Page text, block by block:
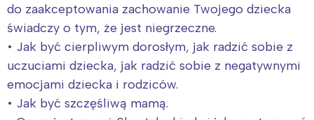
do zaakceptowania zachowanie Twojego dziecka
świadczy o tym, że jest niegrzeczne.
• Jak być cierpliwym dorosłym, jak radzić sobie z
uczuciami dziecka, jak radzić sobie z negatywnymi
emocjami dziecka i rodziców.
• Jak być szczęśliwą mamą.